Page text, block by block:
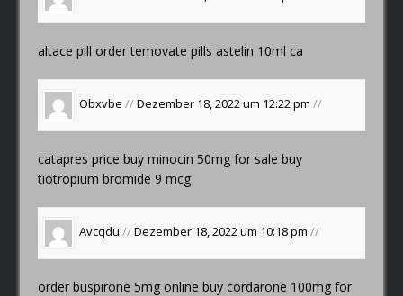
altace pillorder temovate pills astelin 10ml ca
Obxvbe //Dezember 18, 2022 um 12:22 pm//
catapres pricebuy minocin 50mg for sale buy
tiotropium bromide 9 mcg
Avcqdu //Dezember 18, 2022 um 10:18 pm//
order buspirone 5mg onlinebuy cordarone 100mg for